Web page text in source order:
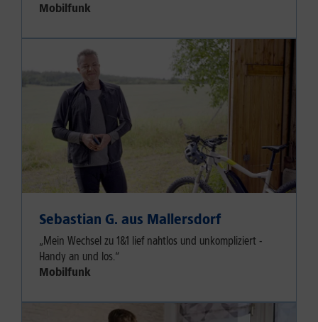
Mobilfunk
Sebastian G. aus Mallersdorf
„Mein Wechsel zu 1&1 lief nahtlos und unkompliziert -
Handy an und los.“
Mobilfunk